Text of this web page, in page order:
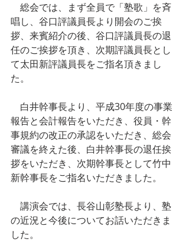
総会では、まず全員で「塾歌」を斉
唱し、谷口評議員長より開会のご挨
拶、来賓紹介の後、谷口評議員長の退
任のご挨拶を頂き、次期評議員長とし
て太田新評議員長をご指名頂きまし
た。
白井幹事長より、平成30年度の事業
報告と会計報告をいただき、役員・幹
事規約の改正の承認をいただき、総会
審議を終えた後、白井幹事長の退任挨
拶をいただき、次期幹事長として竹中
新幹事長をご指名いただきました。
講演会では、長谷山彰塾長より、塾
の近況と今後についてお話いただきま
した。